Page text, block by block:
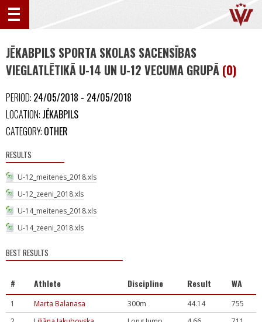
JĒKABPILS SPORTA SKOLAS SACENSĪBAS
VIEGLATLĒTIKĀ U-14 UN U-12 VECUMA GRUPĀ (0)
PERIOD: 24/05/2018 - 24/05/2018
LOCATION: JĒKABPILS
CATEGORY: OTHER
RESULTS
U-12_meitenes_2018.xls
U-12_zeeni_2018.xls
U-14_meitenes_2018.xls
U-14_zeeni_2018.xls
BEST RESULTS
# Athlete Discipline Result WA
1 Marta Balanasa 300m 44.14
755